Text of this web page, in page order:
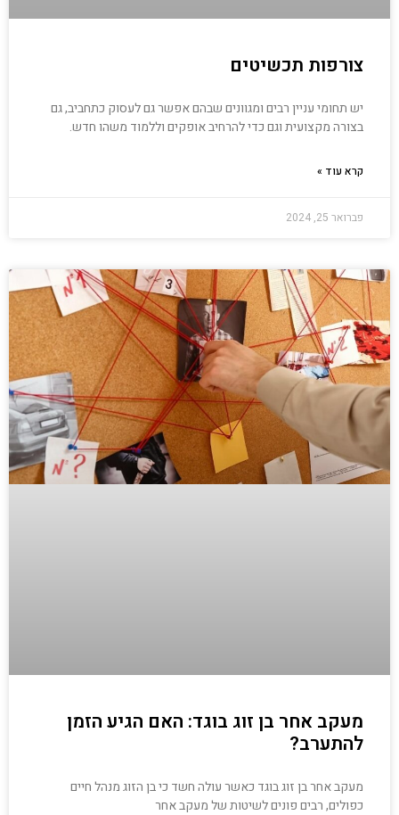
צורפות תכשיטים
יש תחומי עניין רבים ומגוונים שבהם אפשר גם לעסוק כתחביב, גם
בצורה מקצועית וגם כדי להרחיב אופקים וללמוד משהו חדש.
קרא עוד »
פברואר 25, 2024
מעקב אחר בן זוג בוגד: האם הגיע הזמן
להתערב?
מעקב אחר בן זוג בוגד כאשר עולה חשד כי בן הזוג מנהל חיים
כפולים, רבים פונים לשיטות של מעקב אחר